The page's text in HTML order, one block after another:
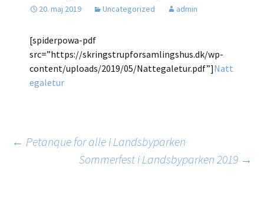
20. maj 2019 Uncategorized admin
[spiderpowa-pdf
src=”https://skringstrupforsamlingshus.dk/wp-
content/uploads/2019/05/Nattegaletur.pdf”]Natt
egaletur
Indlæg
← Petanque for alle i Landsbyparken
Sommerfest i Landsbyparken 2019 →